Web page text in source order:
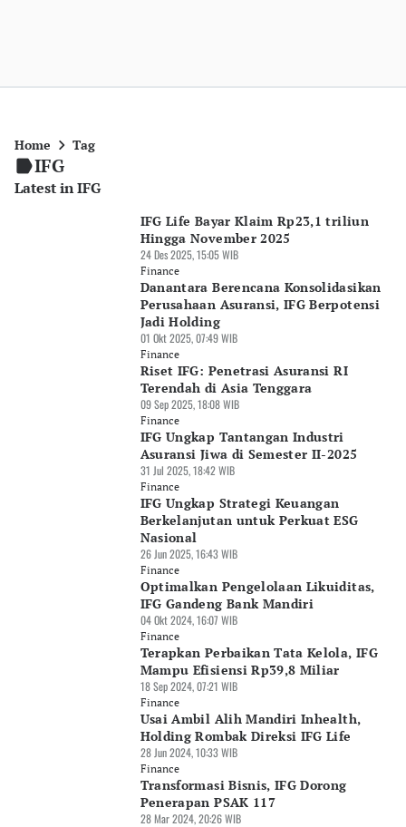
Home Tag
IFG
Latest in IFG
IFG Life Bayar Klaim Rp23,1 triliun
Hingga November 2025
24 Des 2025, 15:05 WIB
Finance
Danantara Berencana Konsolidasikan
Perusahaan Asuransi, IFG Berpotensi
Jadi Holding
01 Okt 2025, 07:49 WIB
Finance
Riset IFG: Penetrasi Asuransi RI
Terendah di Asia Tenggara
09 Sep 2025, 18:08 WIB
Finance
IFG Ungkap Tantangan Industri
Asuransi Jiwa di Semester II-2025
31 Jul 2025, 18:42 WIB
Finance
IFG Ungkap Strategi Keuangan
Berkelanjutan untuk Perkuat ESG
Nasional
26 Jun 2025, 16:43 WIB
Finance
Optimalkan Pengelolaan Likuiditas,
IFG Gandeng Bank Mandiri
04 Okt 2024, 16:07 WIB
Finance
Terapkan Perbaikan Tata Kelola, IFG
Mampu Efisiensi Rp39,8 Miliar
18 Sep 2024, 07:21 WIB
Finance
Usai Ambil Alih Mandiri Inhealth,
Holding Rombak Direksi IFG Life
28 Jun 2024, 10:33 WIB
Finance
Transformasi Bisnis, IFG Dorong
Penerapan PSAK 117
28 Mar 2024, 20:26 WIB